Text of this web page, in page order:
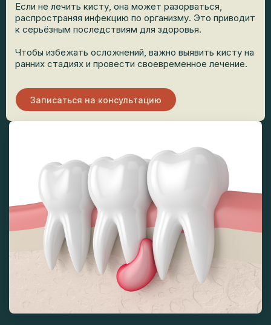
Если не лечить кисту, она может разорваться,
распространяя инфекцию по организму. Это приводит
к серьёзным последствиям для здоровья.
Чтобы избежать осложнений, важно выявить кисту на
ранних стадиях и провести своевременное лечение.
Записаться на консультацию